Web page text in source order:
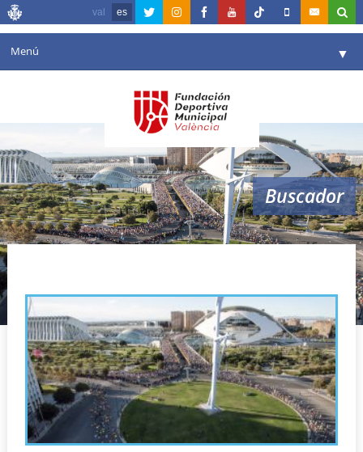
val es
Menú ▼
Agenda
Instalaciones ▼
Comunicación ▼
Valencia en deporte ▼
Reservas
Buscador
maratón valencia trinidad alfonso